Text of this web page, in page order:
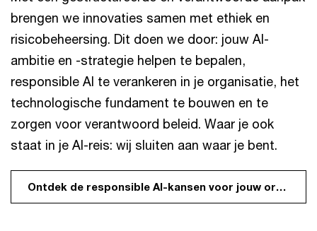
brengen we innovaties samen met ethiek en
risicobeheersing. Dit doen we door: jouw AI-
ambitie en -strategie helpen te bepalen,
responsible AI te verankeren in je organisatie, het
technologische fundament te bouwen en te
zorgen voor verantwoord beleid. Waar je ook
staat in je AI-reis: wij sluiten aan waar je bent.
Ontdek de responsible AI-kansen voor jouw organisatie